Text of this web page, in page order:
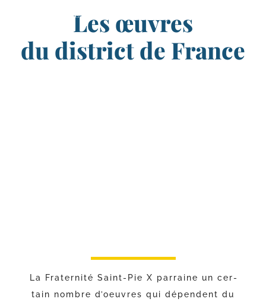
Les œuvres
du district de France
La Fraternité Saint-​Pie X par­raine un cer­
tain nombre d’oeuvres qui dépendent du